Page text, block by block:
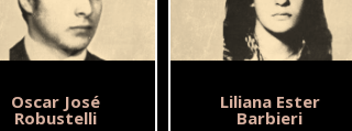
Oscar José
Robustelli
Liliana Ester
Barbieri